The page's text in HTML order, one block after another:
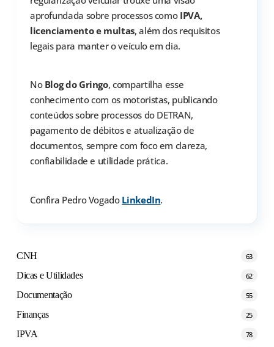
aprofundada sobre processos como IPVA,
licenciamento e multas, além dos requisitos
legais para manter o veículo em dia.
No Blog do Gringo, compartilha esse
conhecimento com os motoristas, publicando
conteúdos sobre processos do DETRAN,
pagamento de débitos e atualização de
documentos, sempre com foco em clareza,
confiabilidade e utilidade prática.
Confira Pedro Vogado LinkedIn.
CNH 63
Dicas e Utilidades 62
Documentação 55
Finanças 25
IPVA 78